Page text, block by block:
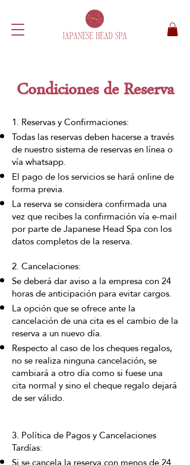
Condiciones de Reserva
1. Reservas y Confirmaciones:
Todas las reservas deben hacerse a través
de nuestro sistema de reservas en línea o
vía whatsapp.
El pago de los servicios se hará online de
forma previa.
La reserva se considera confirmada una
vez que recibes la confirmación vía e-mail
por parte de Japanese Head Spa con los
datos completos de la reserva.
2. Cancelaciones:
Se deberá dar aviso a la empresa con 24
horas de anticipación para evitar cargos.
La opción que se ofrece ante la
cancelación de una cita es el cambio de la
reserva a un nuevo día.
Respecto al caso de los cheques regalos,
no se realiza ninguna cancelación, se
cambiará a otro día como si fuese una
cita normal y sino el cheque regalo dejará
de ser válido.
3. Política de Pagos y Cancelaciones
Tardías: